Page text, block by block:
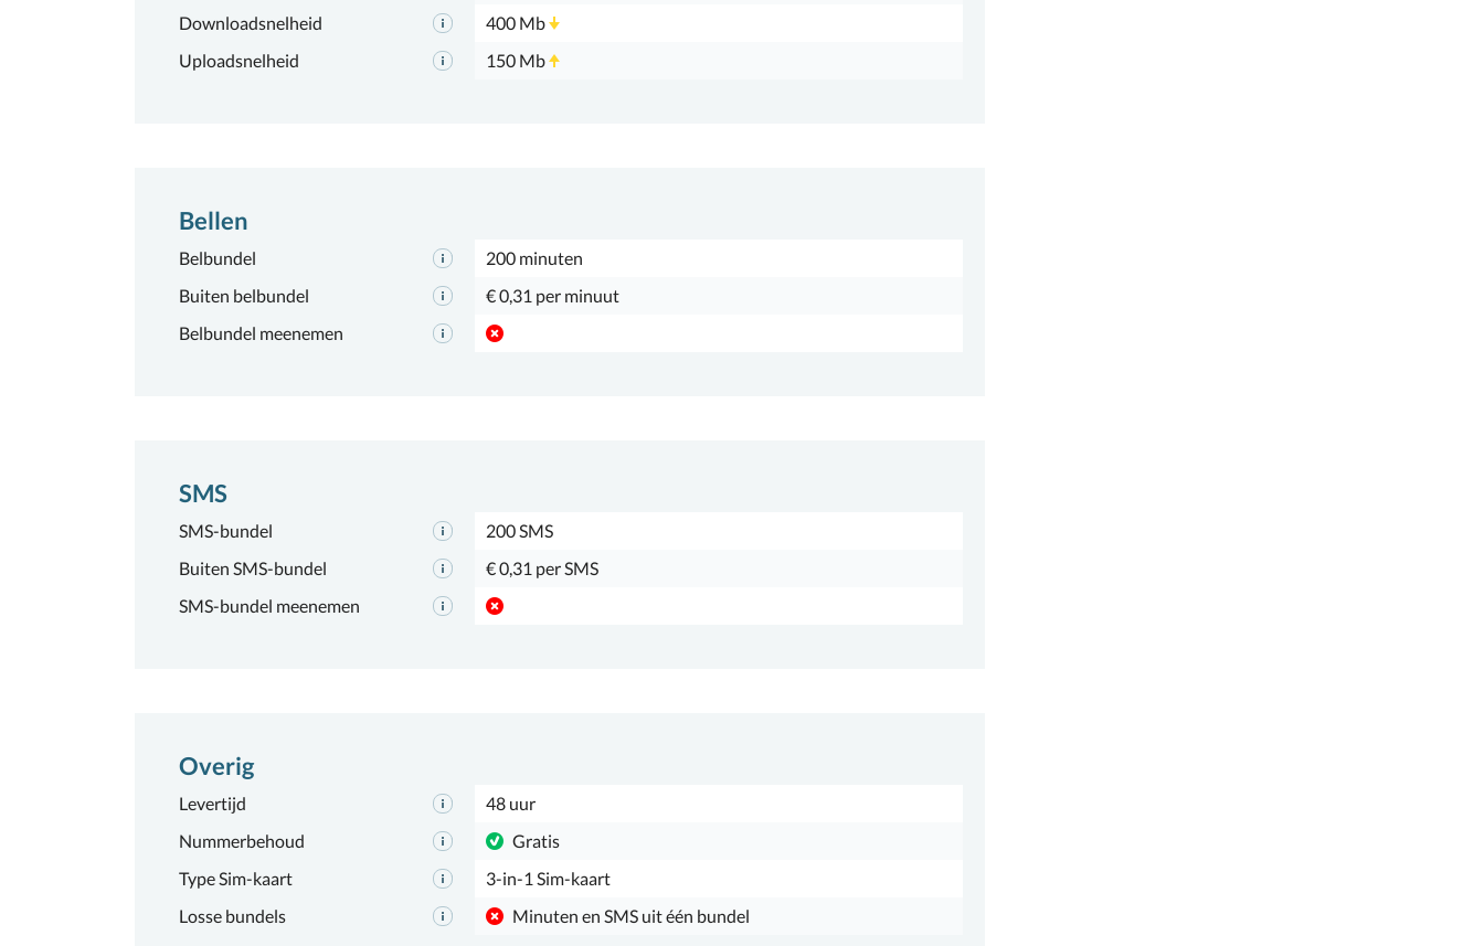
Downloadsnelheid
400 Mb
Uploadsnelheid
150 Mb
Bellen
Belbundel
200 minuten
Buiten belbundel
€ 0,31 per minuut
Belbundel meenemen
SMS
SMS-bundel
200 SMS
Buiten SMS-bundel
€ 0,31 per SMS
SMS-bundel meenemen
Overig
Levertijd
48 uur
Nummerbehoud
Gratis
Type Sim-kaart
3-in-1 Sim-kaart
Losse bundels
Minuten en SMS uit één bundel